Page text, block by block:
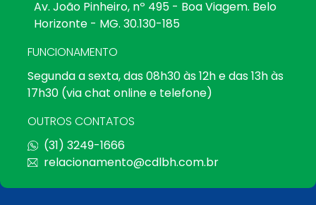
Av. João Pinheiro, nº 495 - Boa Viagem. Belo
Horizonte - MG. 30.130-185
FUNCIONAMENTO
Segunda a sexta, das 08h30 às 12h e das 13h às
17h30 (via chat online e telefone)
OUTROS CONTATOS
(31) 3249-1666
relacionamento@cdlbh.com.br